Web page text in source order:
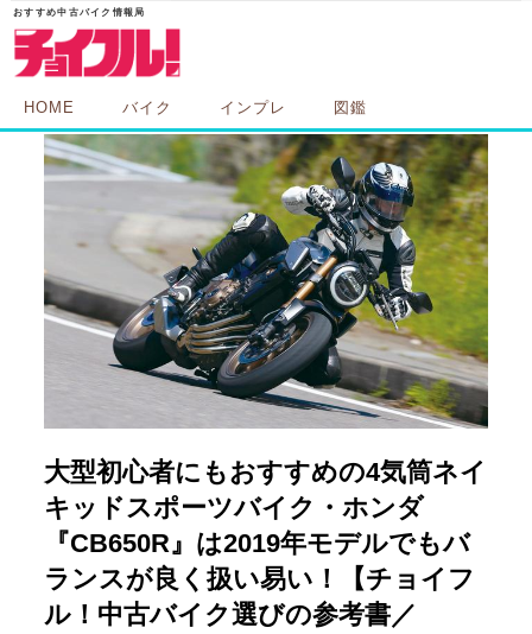
HOME バイク インプレ 図鑑
大型初心者にもおすすめの4気筒ネイ
キッドスポーツバイク・ホンダ
『CB650R』は2019年モデルでもバ
ランスが良く扱い易い！【チョイフ
ル！中古バイク選びの参考書／